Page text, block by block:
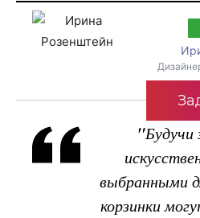
"Будучи
выбранными
корзинки